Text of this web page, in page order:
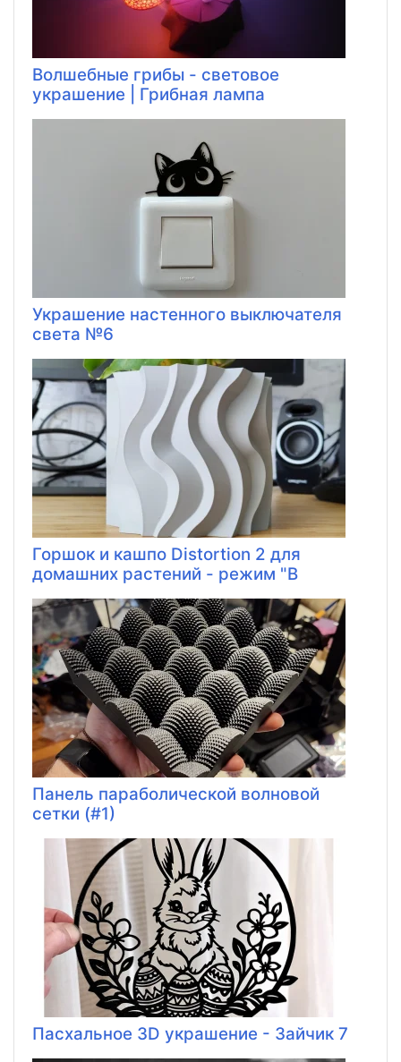
Волшебные грибы - световое
украшение | Грибная лампа
Украшение настенного выключателя
света №6
Горшок и кашпо Distortion 2 для
домашних растений - режим "В
Панель параболической волновой
сетки (#1)
Пасхальное 3D украшение - Зайчик 7